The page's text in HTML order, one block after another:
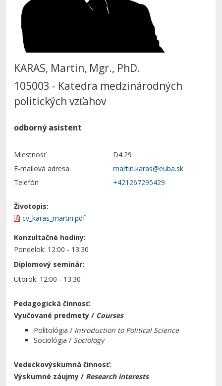
KARAS, Martin, Mgr., PhD.
105003 - Katedra medzinárodných
politických vzťahov
odborný asistent
Miestnosť
D4.29
E-mailová adresa
Telefón
+421267295429
Životopis:
cv_karas_martin.pdf
Konzultačné hodiny:
Pondelok: 12:00 - 13:30
Diplomový seminár:
Utorok: 12:00 - 13:30
Pedagogická činnosť:
Vyučované predmety / Courses
Politológia / Introduction to Political Science
Sociológia / Sociology
Vedeckovýskumná činnosť:
Výskumné záujmy / Research interests